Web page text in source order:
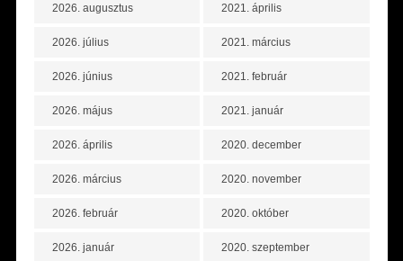
2026. augusztus
2026. július
2026. június
2026. május
2026. április
2026. március
2026. február
2026. január
2021. április
2021. március
2021. február
2021. január
2020. december
2020. november
2020. október
2020. szeptember